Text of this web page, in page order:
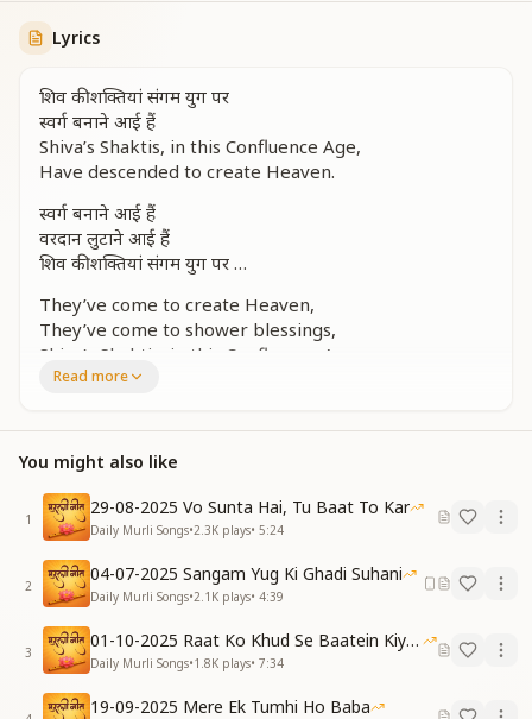
Lyrics
शिव की शक्तियां संगम युग पर
स्वर्ग बनाने आई हैं
Shiva’s Shaktis, in this Confluence Age,
Have descended to create Heaven.
स्वर्ग बनाने आई हैं
वरदान लुटाने आई हैं
शिव की शक्तियां संगम युग पर …
They’ve come to create Heaven,
They’ve come to shower blessings,
Shiva’s Shaktis, in this Confluence Age…
Shiva’s Shaktis, in this Confluence Age,
Have come to awaken fortune.
भाग्य जगाने आई हैं
वैराग्य दिलाने आई हैं
शिव की शक्तियां संगम युग पर
They’ve come to awaken fortune,
They’ve come to ignite renunciation,
Shiva’s Shaktis, in this Confluence Age.
[VERSE 1]
Read more
You might also like
1
29-08-2025 Vo Sunta Hai, Tu Baat To Kar
Daily Murli Songs•2.3K plays• 5:24
2
04-07-2025 Sangam Yug Ki Ghadi Suhani
Daily Murli Songs•2.1K plays• 4:39
3
01-10-2025 Raat Ko Khud Se Baatein Kiya Kijiye
Daily Murli Songs•1.8K plays• 7:34
19-09-2025 Mere Ek Tumhi Ho Baba